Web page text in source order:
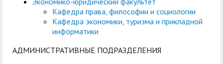
Кафедра права, философии и социологии
Кафедра экономики, туризма и прикладной
информатики
АДМИНИСТРАТИВНЫЕ ПОДРАЗДЕЛЕНИЯ